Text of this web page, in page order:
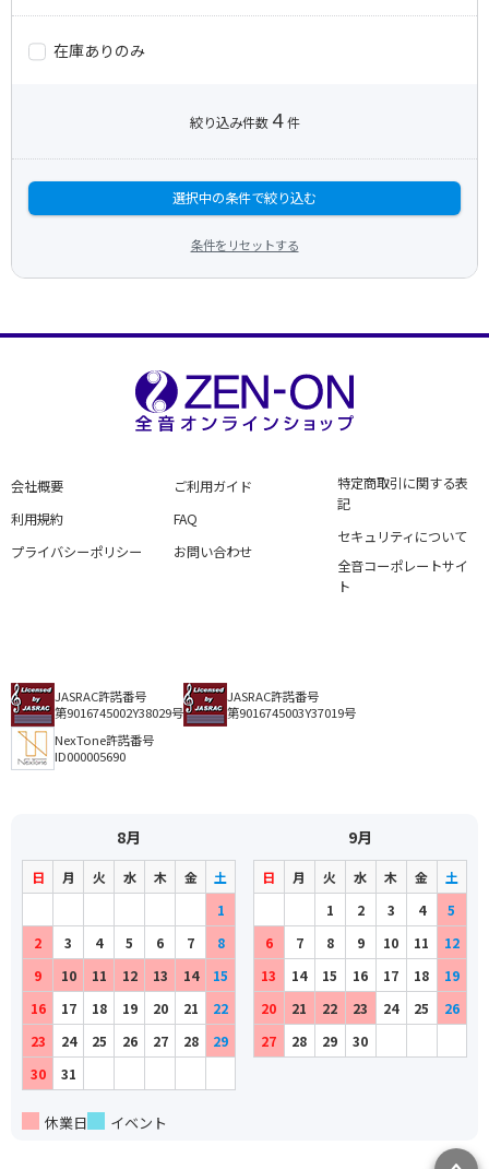
在庫ありのみ
絞り込み件数 4 件
選択中の条件で絞り込む
条件をリセットする
会社概要
利用規約
プライバシーポリシー
ご利用ガイド
FAQ
お問い合わせ
特定商取引に関する表
記
セキュリティについて
全音コーポレートサイ
ト
JASRAC許諾番号
第9016745002Y38029号
JASRAC許諾番号
第9016745003Y37019号
NexTone許諾番号
ID000005690
8月
日 月 火 水 木 金
土
1
2
3 4 5 6 7
8
9
10 11 12 13 14
15
16
17 18 19 20 21
22
23
24 25 26 27 28
29
30
31
9月
日 月 火 水 木 金
土
1
2 3 4
5
6
7 8 9 10 11
12
13
14 15 16 17 18
19
20
21 22 23 24 25
26
27
28 29 30
休業日 イベント